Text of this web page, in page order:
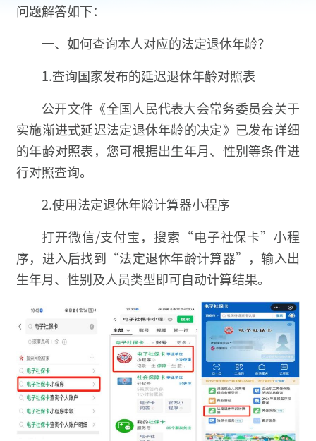
问题解答如下：
一、如何查询本人对应的法定退休年龄？
1.查询国家发布的延迟退休年龄对照表
公开文件《全国人民代表大会常务委员会关于
实施渐进式延迟法定退休年龄的决定》已发布详细
的年龄对照表，您可根据出生年月、性别等条件进
行对照查询。
2.使用法定退休年龄计算器小程序
打开微信/支付宝，搜索“电子社保卡”小程
序，进入后找到“法定退休年龄计算器”，输入出
生年月、性别及人员类型即可自动计算结果。